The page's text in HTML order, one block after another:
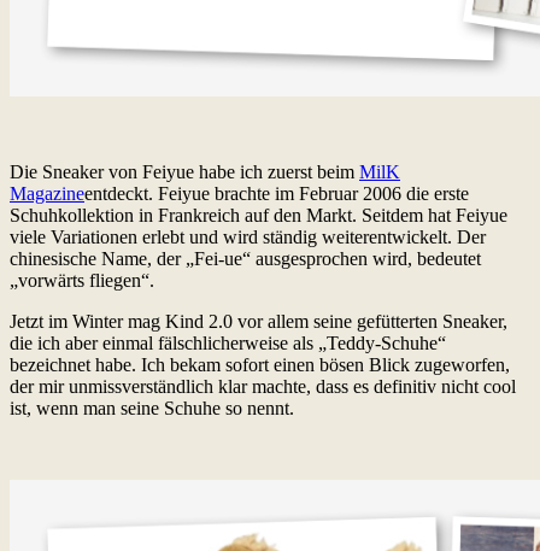
Die Sneaker von Feiyue habe ich zuerst beim MilK
Magazineentdeckt. Feiyue brachte im Februar 2006 die erste
Schuhkollektion in Frankreich auf den Markt. Seitdem hat Feiyue
viele Variationen erlebt und wird ständig weiterentwickelt. Der
chinesische Name, der „Fei-ue“ ausgesprochen wird, bedeutet
„vorwärts fliegen“.
Jetzt im Winter mag Kind 2.0 vor allem seine gefütterten Sneaker,
die ich aber einmal fälschlicherweise als „Teddy-Schuhe“
bezeichnet habe. Ich bekam sofort einen bösen Blick zugeworfen,
der mir unmissverständlich klar machte, dass es definitiv nicht cool
ist, wenn man seine Schuhe so nennt.